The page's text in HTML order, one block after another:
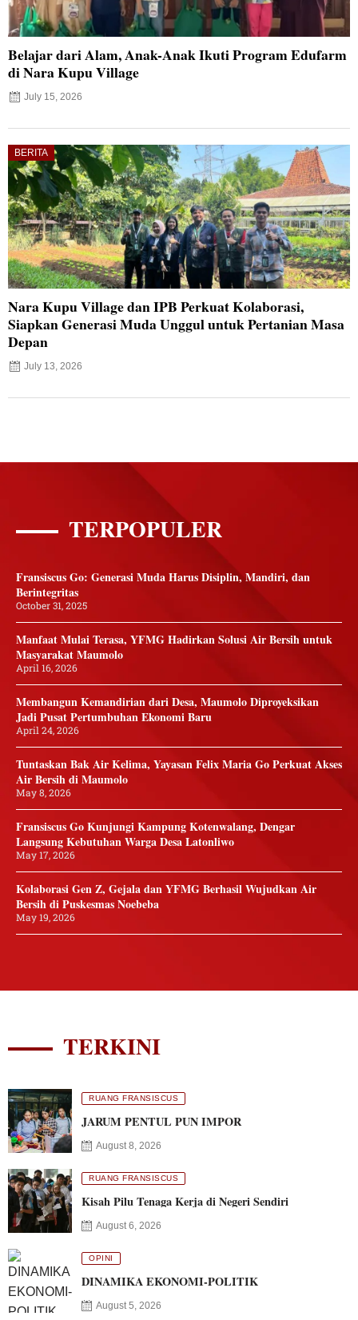
Belajar dari Alam, Anak-Anak Ikuti Program Edufarm
di Nara Kupu Village
July 15, 2026
BERITA
Nara Kupu Village dan IPB Perkuat Kolaborasi,
Siapkan Generasi Muda Unggul untuk Pertanian Masa
Depan
July 13, 2026
TERPOPULER
Fransiscus Go: Generasi Muda Harus Disiplin, Mandiri, dan
Berintegritas
October 31, 2025
Manfaat Mulai Terasa, YFMG Hadirkan Solusi Air Bersih untuk
Masyarakat Maumolo
April 16, 2026
Membangun Kemandirian dari Desa, Maumolo Diproyeksikan
Jadi Pusat Pertumbuhan Ekonomi Baru
April 24, 2026
Tuntaskan Bak Air Kelima, Yayasan Felix Maria Go Perkuat Akses
Air Bersih di Maumolo
May 8, 2026
Fransiscus Go Kunjungi Kampung Kotenwalang, Dengar
Langsung Kebutuhan Warga Desa Latonliwo
May 17, 2026
Kolaborasi Gen Z, Gejala dan YFMG Berhasil Wujudkan Air
Bersih di Puskesmas Noebeba
May 19, 2026
TERKINI
RUANG FRANSISCUS
JARUM PENTUL PUN IMPOR
August 8, 2026
RUANG FRANSISCUS
Kisah Pilu Tenaga Kerja di Negeri Sendiri
August 6, 2026
OPINI
DINAMIKA EKONOMI-POLITIK
August 5, 2026